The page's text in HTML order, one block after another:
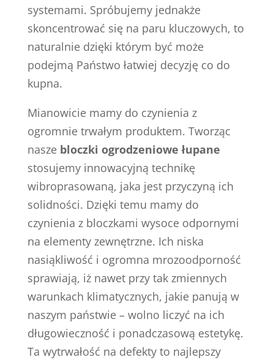
systemami. Spróbujemy jednakże
skoncentrować się na paru kluczowych, to
naturalnie dzięki którym być może
podejmą Państwo łatwiej decyzję co do
kupna.
Mianowicie mamy do czynienia z
ogromnie trwałym produktem. Tworząc
nasze bloczki ogrodzeniowe łupane
stosujemy innowacyjną technikę
wibroprasowaną, jaka jest przyczyną ich
solidności. Dzięki temu mamy do
czynienia z bloczkami wysoce odpornymi
na elementy zewnętrzne. Ich niska
nasiąkliwość i ogromna mrozoodporność
sprawiają, iż nawet przy tak zmiennych
warunkach klimatycznych, jakie panują w
naszym państwie – wolno liczyć na ich
długowieczność i ponadczasową estetykę.
Ta wytrwałość na defekty to najlepszy